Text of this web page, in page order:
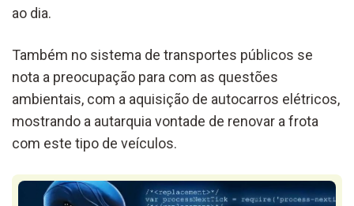
ao dia.
Também no sistema de transportes públicos se
nota a preocupação para com as questões
ambientais, com a aquisição de autocarros elétricos,
mostrando a autarquia vontade de renovar a frota
com este tipo de veículos.